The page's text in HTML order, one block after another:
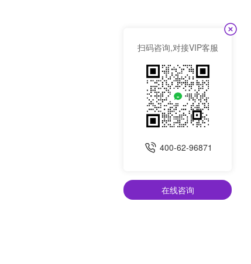
扫码咨询,对接VIP客服
400-62-96871
在线咨询